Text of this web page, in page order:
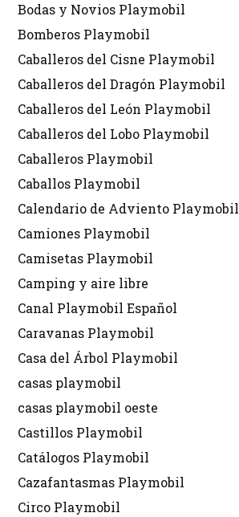
Bodas y Novios Playmobil
Bomberos Playmobil
Caballeros del Cisne Playmobil
Caballeros del Dragón Playmobil
Caballeros del León Playmobil
Caballeros del Lobo Playmobil
Caballeros Playmobil
Caballos Playmobil
Calendario de Adviento Playmobil
Camiones Playmobil
Camisetas Playmobil
Camping y aire libre
Canal Playmobil Español
Caravanas Playmobil
Casa del Árbol Playmobil
casas playmobil
casas playmobil oeste
Castillos Playmobil
Catálogos Playmobil
Cazafantasmas Playmobil
Circo Playmobil